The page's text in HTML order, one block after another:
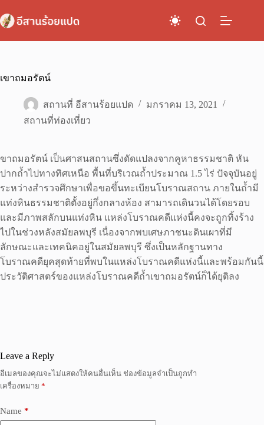
to
content
เขาถมอรัตน์
สถานที่ อีสานร้อยแปด
มกราคม 13, 2021
สถานที่ท่องเที่ยว
ขาถมอรัตน์ เป็นศาสนสถานซึ่งดัดแปลงจากคูหาธรรมชาติ หัน
ปากถ้ำไปทางทิศเหนือ พื้นที่บริเวณถ้ำประมาณ 1.5 ไร่ ปัจจุบันอยู่
ระหว่างสำรวจศึกษาเพื่อขอขึ้นทะเบียนโบราณสถาน ภายในถ้ำมี
แท่งหินธรรมชาติตั้งอยู่กึ่งกลางห้อง สามารถเดินวนได้โดยรอบ
และมีภาพสลักบนแท่งหิน แหล่งโบราณคดีแห่งนี้คงจะถูกทิ้งร้าง
ไปในช่วงหลังสมัยลพบุรี เนื่องจากพบเศษภาชนะดินเผาที่มี
ลักษณะและเทคนิคอยู่ในสมัยลพบุรี ซึ่งเป็นหลักฐานทาง
โบราณคดียุคสุดท้ายที่พบในแหล่งโบราณคดีแห่งนี้และพร้อมกันนี้
ประวัติศาสตร์ของแหล่งโบราณคดีถ้ำเขาถมอรัตน์ก็ได้ยุติลง
Leave a Reply
อีเมลของคุณจะไม่แสดงให้คนอื่นเห็น ช่องข้อมูลจำเป็นถูกทำ
เครื่องหมาย *
Name *